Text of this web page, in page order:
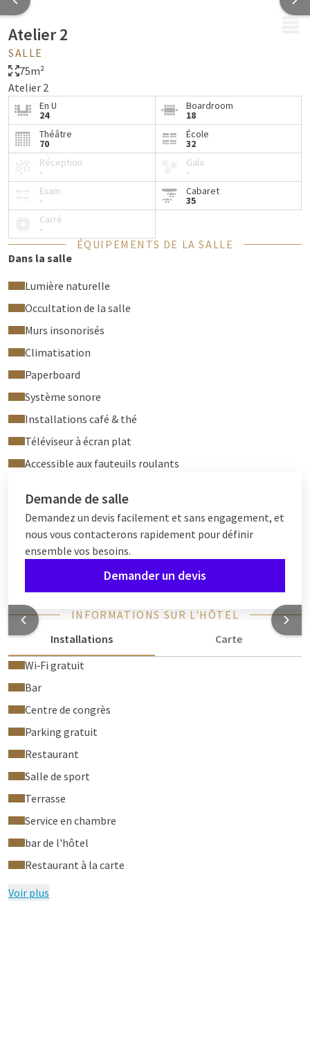
Atelier 2
SALLE
75m²
Atelier 2
En U
24
Boardroom
18
Théâtre
70
École
32
Réception
-
Gala
-
Exam
-
Cabaret
35
Carré
-
ÉQUIPEMENTS DE LA SALLE
Dans la salle
Lumière naturelle
Occultation de la salle
Murs insonorisés
Climatisation
Paperboard
Système sonore
Installations café & thé
Téléviseur à écran plat
Accessible aux fauteuils roulants
Demande de salle
Demandez un devis facilement et sans engagement, et
nous vous contacterons rapidement pour définir
ensemble vos besoins.
Demander un devis
INFORMATIONS SUR L'HÔTEL
Installations
Carte
Wi‑Fi gratuit
Bar
Centre de congrès
Parking gratuit
Restaurant
Salle de sport
Terrasse
Service en chambre
bar de l'hôtel
Restaurant à la carte
Voir plus